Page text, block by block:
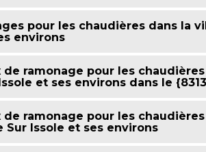
pour les chaudières dans la
environs
de ramonage pour les
et ses environs dans le
de ramonage pour les
Sur Issole et ses environs